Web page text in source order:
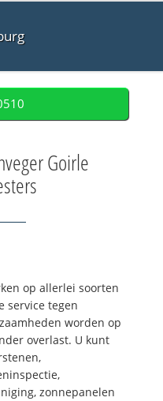
Goirle
op allerlei soorten
service tegen
worden op
overlast. U kunt
zonnepanelen